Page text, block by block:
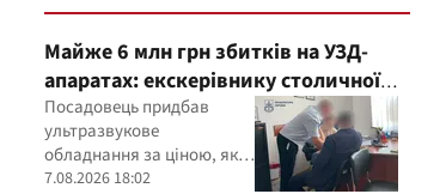
Майже 6 млн грн збитків на УЗД-
апаратах: екскерівнику столичної
лікарні оголосили підозру
Посадовець придбав
ультразвукове
обладнання за ціною, яка,
як встановили експерти,
7.08.2026 18:02